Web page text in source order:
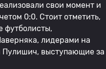
свои момент и
0:0. Стоит отметить,
футболисты,
лидерами на
Пулишич, выступающие за